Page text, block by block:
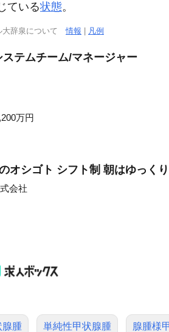
ている状態。
大辞泉について情報 凡例
テムチーム/マネージャー
万円
オシゴト シフト制 朝はゆっく
会社
腺腫 単純性甲状腺腫 腺腫様